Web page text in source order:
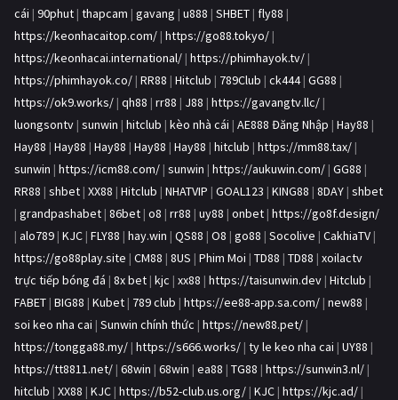
cái | 90phut | thapcam | gavang | u888 | SHBET | fly88 |
https://keonhacaitop.com/ | https://go88.tokyo/ |
https://keonhacai.international/ | https://phimhayok.tv/ |
https://phimhayok.co/ | RR88 | Hitclub | 789Club | ck444| GG88 |
https://ok9.works/ | qh88 | rr88 | J88 | https://gavangtv.llc/ |
luongsontv | sunwin | hitclub | kèo nhà cái | AE888 Đăng Nhập | Hay88 |
Hay88 | Hay88 | Hay88 | Hay88 | Hay88 | hitclub | https://mm88.tax/ |
sunwin | https://icm88.com/ | sunwin | https://aukuwin.com/ | GG88 |
RR88 | shbet | XX88 | Hitclub | NHATVIP | GOAL123 | KING88 | 8DAY | shbet
| grandpashabet | 86bet | o8 | rr88 | uy88 | onbet | https://go8f.design/
| alo789 | KJC | FLY88 | hay.win | QS88 | O8 | go88 | Socolive | CakhiaTV |
https://go88play.site | CM88 | 8US | Phim Moi | TD88 | TD88 | xoilactv
trực tiếp bóng đá | 8x bet | kjc | xx88 | https://taisunwin.dev | Hitclub |
FABET | BIG88 | Kubet | 789 club | https://ee88-app.sa.com/ | new88 |
soi keo nha cai | Sunwin chính thức | https://new88.pet/ |
https://tongga88.my/ | https://s666.works/ | ty le keo nha cai | UY88 |
https://tt8811.net/ | 68win | 68win | ea88 | TG88 | https://sunwin3.nl/ |
hitclub | XX88 | KJC | https://b52-club.us.org/ | KJC | https://kjc.ad/ |